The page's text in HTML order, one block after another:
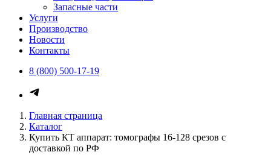
Запасные части
Услуги
Производство
Новости
Контакты
8 (800) 500-17-19
Главная страница
Каталог
Купить КТ аппарат: томографы 16-128 срезов с
доставкой по РФ